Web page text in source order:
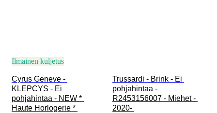
Ilmainen kuljetus
Cyrus Geneve -
KLEPCYS - Ei
pohjahintaa - NEW *
Haute Horlogerie *
Trussardi - Brink - Ei
pohjahintaa -
R2453156007 - Miehet -
2020-